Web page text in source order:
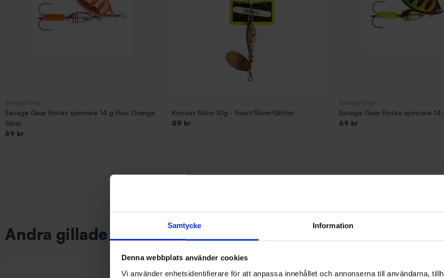
Samtycke Information
Denna webbplats använder cookies
Vi använder enhetsidentifierare för att anpassa innehållet och annonserna till användarna,
Savage Gear Rotex spinnare 14 g Fluo Orange
Silver
69 kr
Knosas Nitro 10g - Svart/Silver/Glitter
89 kr
Savage Gear Rotex spinnare 14
69 kr
Andra gillade även